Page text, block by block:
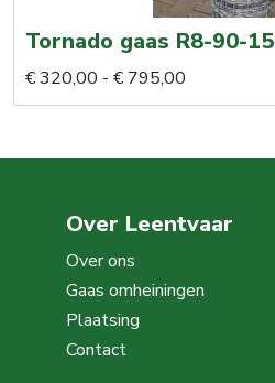
Tornado gaas R8-90-15
€320,00 - € 795,00
€ 320,00
€ 795,00
product
meerdere
Deze
kan
Over Leentvaar
Over ons
Gaas omheiningen
Plaatsing
Contact